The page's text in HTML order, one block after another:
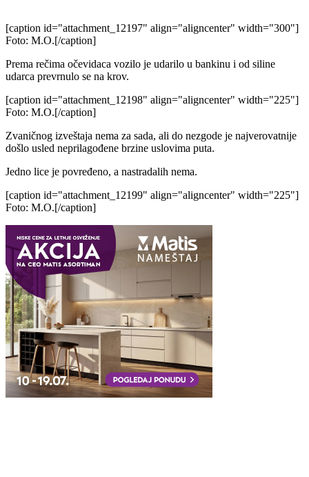
[caption id="attachment_12197" align="aligncenter" width="300"]
Foto: M.O.[/caption]
Prema rečima očevidaca vozilo je udarilo u bankinu i od siline
udarca prevrnulo se na krov.
[caption id="attachment_12198" align="aligncenter" width="225"]
Foto: M.O.[/caption]
Zvaničnog izveštaja nema za sada, ali do nezgode je najverovatnije
došlo usled neprilagođene brzine uslovima puta.
Jedno lice je povređeno, a nastradalih nema.
[caption id="attachment_12199" align="aligncenter" width="225"]
Foto: M.O.[/caption]